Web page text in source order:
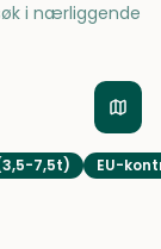
i nærliggende
7,5t) EU-